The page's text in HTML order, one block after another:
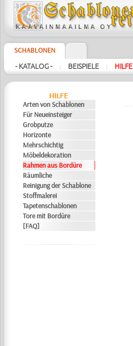
SCHABLONEN
- KATALOG - | BEISPIELE | HILFE
HILFE
Arten von Schablonen
Für Neueinsteiger
Grobputze
Horizonte
Mehrschichtig
Möbeldekoration
Rahmen aus Bordüre
Räumliche
Reinigung der Schablone
Stoffmalerei
Tapetenschablonen
Tore mit Bordüre
[FAQ]